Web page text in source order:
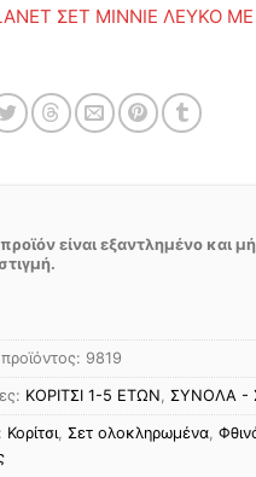
ΣΕΤ MINNIE ΛΕΥΚΟ
είναι εξαντλημένο και
9819
ΚΟΡΙΤΣΙ 1-5 ΕΤΩΝ ΣΥΝΟΛΑ -
Κορίτσι Σετ ολοκληρωμένα